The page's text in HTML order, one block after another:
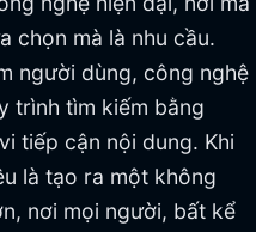
chọn mà là nhu cầu.
người dùng, công nghệ
trình tìm kiếm bằng
tiếp cận nội dung. Khi
là tạo ra một không
nơi mọi người, bất kể